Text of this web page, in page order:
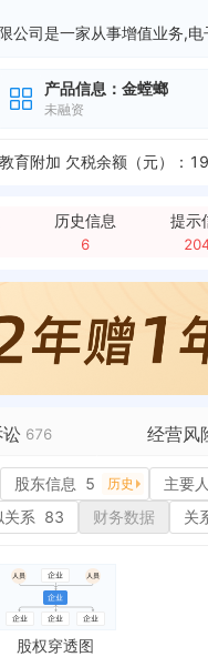
产品信息： 金螳螂
未融资
历史信息
6
提示
676 经营风
99+
32
11
历史
或有债务债
经营异常
股东信息 5 历史 主要
关系 83 财务数据 关
股权穿透图